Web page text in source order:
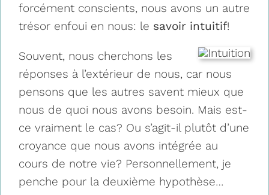
forcément conscients, nous avons un autre
trésor enfoui en nous: le savoir intuitif!
Souvent, nous cherchons les
réponses à l’extérieur de nous, car nous
pensons que les autres savent mieux que
nous de quoi nous avons besoin. Mais est-
ce vraiment le cas? Ou s’agit-il plutôt d’une
croyance que nous avons intégrée au
cours de notre vie? Personnellement, je
penche pour la deuxième hypothèse…